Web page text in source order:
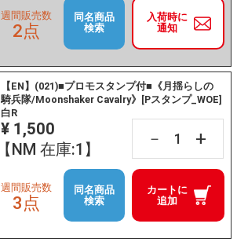
入荷時に
通知
週間販売数
2点
同名商品
検索
【EN】(021)■プロモスタンプ付■《月揺らしの
騎兵隊/Moonshaker Cavalry》[Pスタンプ_WOE]
白R
¥ 1,500
【NM 在庫:1】
－ +
カートに
追加
週間販売数
3点
同名商品
検索